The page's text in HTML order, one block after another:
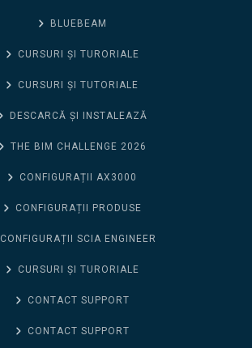
BLUEBEAM
CURSURI ȘI TURORIALE
CURSURI ȘI TUTORIALE
DESCARCĂ ȘI INSTALEAZĂ
THE BIM CHALLENGE 2026
CONFIGURAȚII AX3000
CONFIGURAȚII PRODUSE
CONFIGURAȚII SCIA ENGINEER
CURSURI ȘI TURORIALE
CONTACT SUPPORT
CONTACT SUPPORT